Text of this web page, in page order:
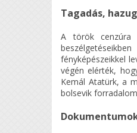
Tagadás,
A török cenzúra
fényképészeikkel
végén elérték,
Kemál Atatürk, a
bolsevik